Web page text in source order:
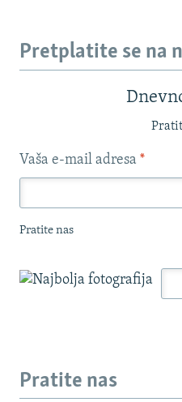
Pretplatite se na
Vaša e-mail adresa *
Pratite nas
Pratite nas